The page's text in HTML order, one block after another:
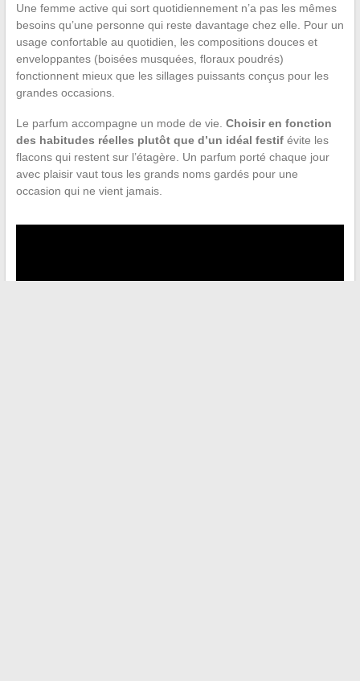
Une femme active qui sort quotidiennement n’a pas les mêmes
besoins qu’une personne qui reste davantage chez elle. Pour un
usage confortable au quotidien, les compositions douces et
enveloppantes (boisées musquées, floraux poudrés)
fonctionnent mieux que les sillages puissants conçus pour les
grandes occasions.
Le parfum accompagne un mode de vie. Choisir en fonction
des habitudes réelles plutôt que d’un idéal festifévite les
flacons qui restent sur l’étagère. Un parfum porté chaque jour
avec plaisir vaut tous les grands noms gardés pour une
occasion qui ne vient jamais.